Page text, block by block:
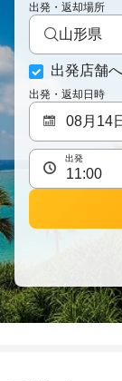
出発・返却場所
山形県
出発店舗
出発・返却日時
出発